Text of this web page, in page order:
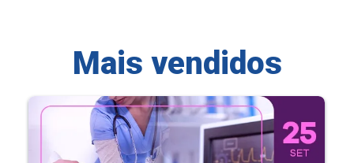
Mais vendidos